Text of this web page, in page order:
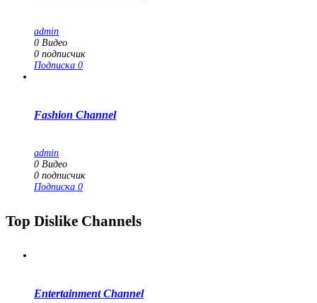
admin
0 Видео
0 подписчик
Подписка 0
Fashion Channel
admin
0 Видео
0 подписчик
Подписка 0
Top Dislike Channels
Entertainment Channel